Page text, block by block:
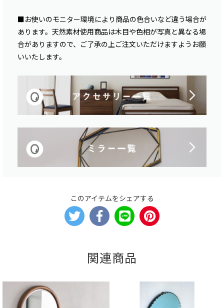
■お使いのモニター環境により商品の色合いなど違う場合が
あります。天然素材使用商品は木目や色相が写真と異なる場
合がありますので、ご了承の上ご注文いただけますようお願
いいたします。
このアイテムをシェアする
関連商品